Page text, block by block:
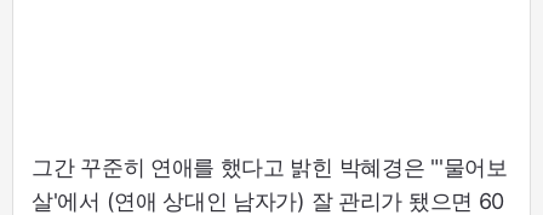
그간 꾸준히 연애를 했다고 밝힌 박혜경은 "'물어보
살'에서 (연애 상대인 남자가) 잘 관리가 됐으면 60